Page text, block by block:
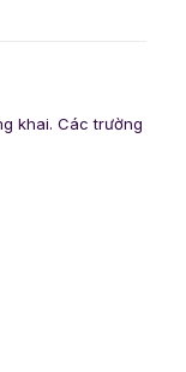
khai. Các trường